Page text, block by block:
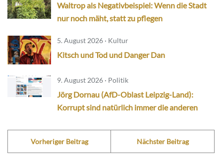
Waltrop als Negativbeispiel: Wenn die Stadt
nur noch mäht, statt zu pflegen
5. August 2026 · Kultur
Kitsch und Tod und Danger Dan
9. August 2026 · Politik
Jörg Dornau (AfD-Oblast Leipzig-Land):
Korrupt sind natürlich immer die anderen
Vorheriger Beitrag Nächster Beitrag